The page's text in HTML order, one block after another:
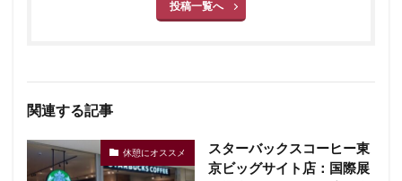
投稿一覧へ
関連する記事
休憩にオススメ
スターバックスコーヒー東
京ビッグサイト店：国際展